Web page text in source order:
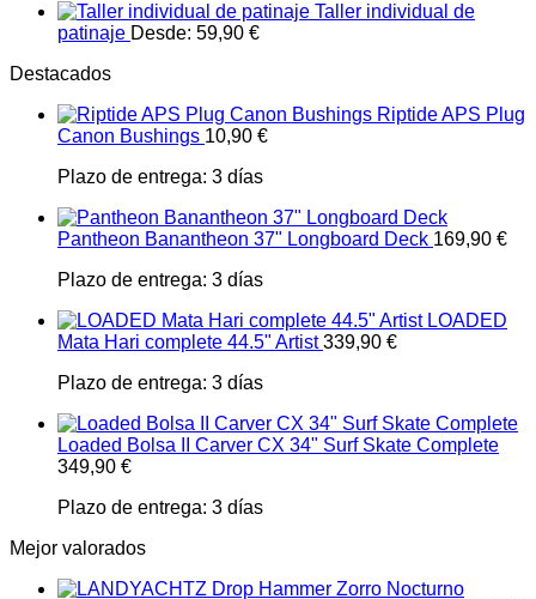
Taller individual de
patinaje Desde: 59,90 €
Destacados
Riptide APS Plug
Canon Bushings 10,90 €
Plazo de entrega: 3 días
Pantheon Banantheon 37" Longboard Deck 169,90 €
Plazo de entrega: 3 días
LOADED
Mata Hari complete 44.5" Artist 339,90 €
Plazo de entrega: 3 días
Loaded Bolsa II Carver CX 34" Surf Skate Complete
349,90 €
Plazo de entrega: 3 días
Mejor valorados